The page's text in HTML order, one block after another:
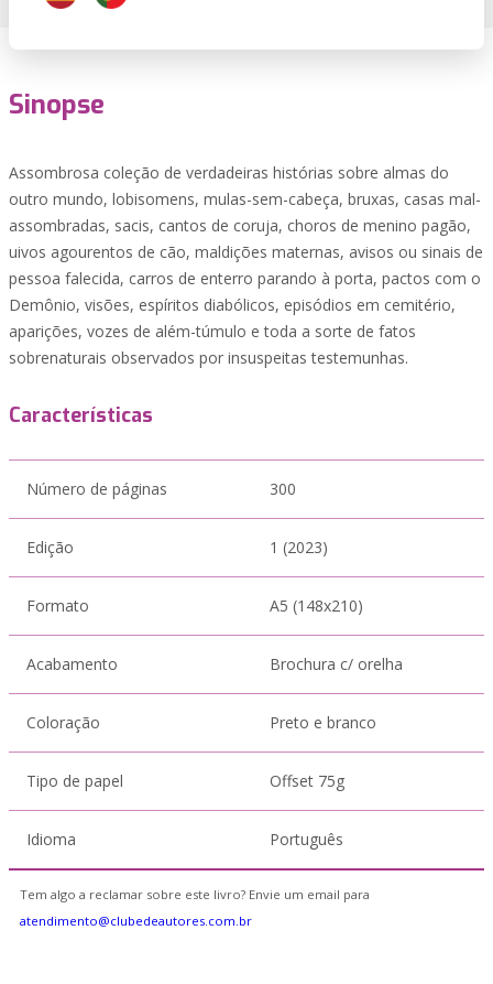
Sinopse
Assombrosa coleção de verdadeiras histórias sobre almas do
outro mundo, lobisomens, mulas-sem-cabeça, bruxas, casas mal-
assombradas, sacis, cantos de coruja, choros de menino pagão,
uivos agourentos de cão, maldições maternas, avisos ou sinais de
pessoa falecida, carros de enterro parando à porta, pactos com o
Demônio, visões, espíritos diabólicos, episódios em cemitério,
aparições, vozes de além-túmulo e toda a sorte de fatos
sobrenaturais observados por insuspeitas testemunhas.
Características
Número de páginas 300
Edição 1 (2023)
Formato A5 (148x210)
Acabamento Brochura c/ orelha
Coloração Preto e branco
Tipo de papel Offset 75g
Idioma Português
Tem algo a reclamar sobre este livro? Envie um email para
atendimento@clubedeautores.com.br